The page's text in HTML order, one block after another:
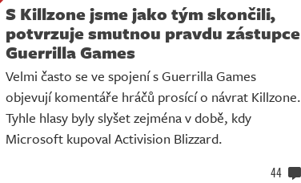
S Killzone jsme jako tým skončili,
potvrzuje smutnou pravdu zástupce
Guerrilla Games
Velmi často se ve spojení s Guerrilla Games
objevují komentáře hráčů prosící o návrat Killzone.
Tyhle hlasy byly slyšet zejména v době, kdy
Microsoft kupoval Activision Blizzard.
44